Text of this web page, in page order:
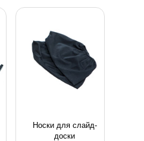
Носки для слайд-
доски